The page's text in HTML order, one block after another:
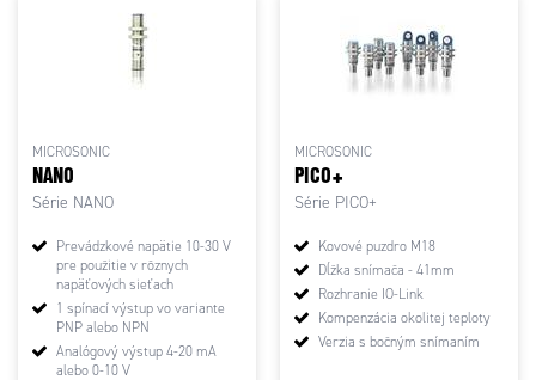
MICROSONIC
NANO
Série NANO
Prevádzkové napätie 10-30 V
pre použitie v rôznych
napäťových sieťach
1 spínací výstup vo variante
PNP alebo NPN
Analógový výstup 4-20 mA
alebo 0-10 V
MICROSONIC
PICO+
Série PICO+
Kovové puzdro M18
Dĺžka snímača - 41mm
Rozhranie IO-Link
Kompenzácia okolitej teploty
Verzia s bočným snímaním